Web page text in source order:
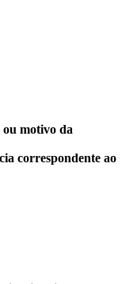
ou motivo da
correspondente ao